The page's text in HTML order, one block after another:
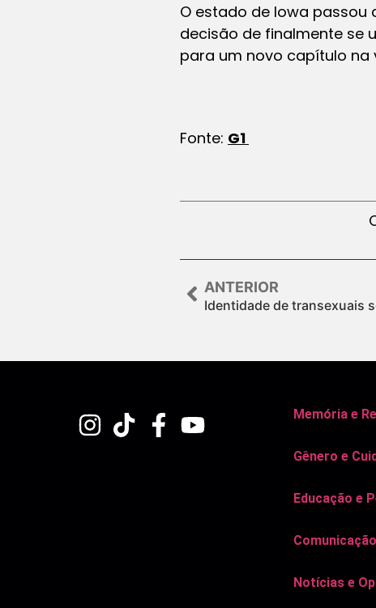
O estado de Iowa passou
decisão de finalmente se
para um novo capítulo na
Fonte: G1
ANTERIOR
Identidade de transexuais
Memória e
Gênero e
Educação e
Notícias e